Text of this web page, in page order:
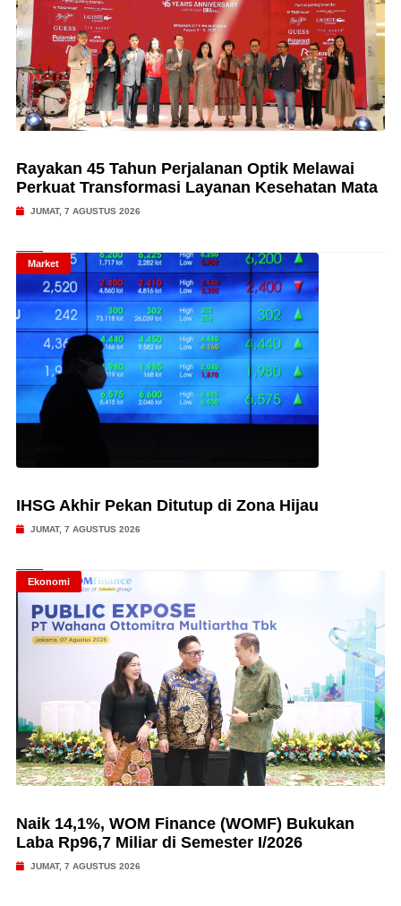
Rayakan 45 Tahun Perjalanan Optik Melawai
Perkuat Transformasi Layanan Kesehatan Mata
JUMAT, 7 AGUSTUS 2026
Market
IHSG Akhir Pekan Ditutup di Zona Hijau
JUMAT, 7 AGUSTUS 2026
Ekonomi
Naik 14,1%, WOM Finance (WOMF) Bukukan
Laba Rp96,7 Miliar di Semester I/2026
JUMAT, 7 AGUSTUS 2026